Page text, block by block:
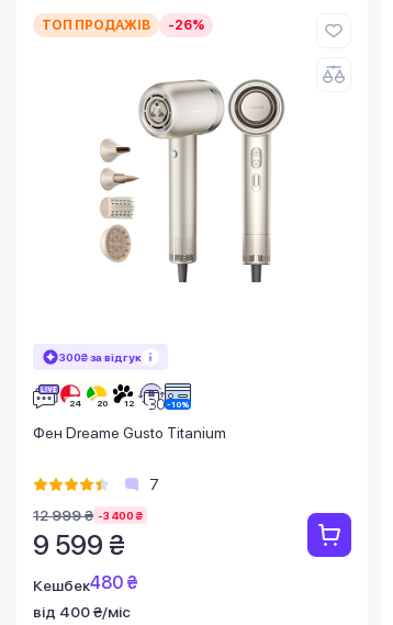
ТОП ПРОДАЖІВ -26%
300₴ за відгук
Фен Dreame Gusto Titanium
7
12 999 ₴ -3 400 ₴
9 599 ₴
Кешбек480 ₴
від 400 ₴/міс